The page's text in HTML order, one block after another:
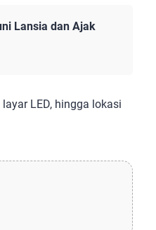
Lansia dan Ajak
LED, hingga lokasi